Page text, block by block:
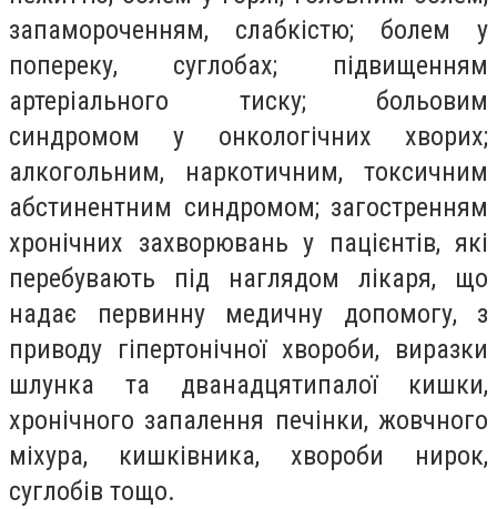
запамороченням, слабкістю; болем у
попереку, суглобах; підвищенням
артеріального тиску; больовим
синдромом у онкологічних хворих;
алкогольним, наркотичним, токсичним
абстинентним синдромом; загостренням
хронічних захворювань у пацієнтів, які
перебувають під наглядом лікаря, що
надає первинну медичну допомогу, з
приводу гіпертонічної хвороби, виразки
шлунка та дванадцятипалої кишки,
хронічного запалення печінки, жовчного
міхура, кишківника, хвороби нирок,
суглобів тощо.